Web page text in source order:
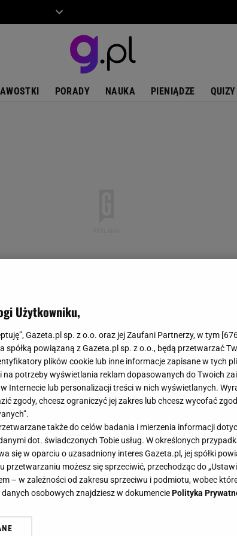
PORADY NAUKA PIENIĄDZE QUIZY
sięgnij po folię aluminiową. Ten
w domu zostały tylko mniejsze baterie? W takiej
urządzenie na bok. Okazuje się jednak, że...
Wyniki nie pozostawiają złudzeń. To
oszczędny
piekarnik w codziennym gotowaniu. Różnice w
Konkretne liczby pokazują, jak duże mogą być...
Użytkowniku,
Gazeta.pl sp. z o.o. oraz jej Zaufani Partnerzy, w tym [
spółką powiązaną z Gazeta.pl sp. z o.o., będą przetwarzać
plików cookie lub inne informacje zapisane w tych
potrzeby wyświetlania reklam dopasowanych do Twoich
Internecie lub personalizacji treści w nich wyświetlanych.
zgody, chcesz ograniczyć jej zakres lub chcesz wycofać
także do celów badania i mierzenia informacji
dot. świadczonych Tobie usług. W określonych
się w oparciu o uzasadniony interes Gazeta.pl, jej spółki
przetwarzaniu możesz się sprzeciwić, przechodząc do
– w zależności od zakresu sprzeciwu i podmiotu, wobec
osobowych znajdziesz w dokumenciePolityka
zgodę na zainstalowanie i przechowywanie plików cookie